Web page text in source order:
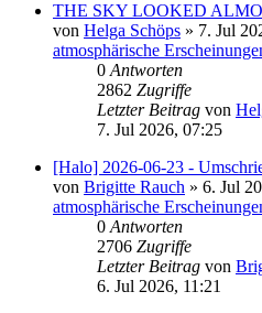
THE SKY LOOKED
von Helga Schöps » 7. Jul
atmosphärische
0 Antworten
2862 Zugriffe
Letzter Beitrag von
7. Jul 2026, 07:25
[Halo] 2026-06-23 -
von Brigitte Rauch » 6. Jul
atmosphärische
0 Antworten
2706 Zugriffe
Letzter Beitrag von
6. Jul 2026, 11:21